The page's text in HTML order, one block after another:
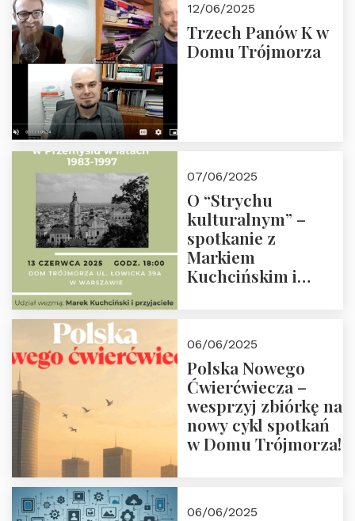
Fundacji
12/06/2025
Trzech Panów K w
Domu Trójmorza
07/06/2025
O “Strychu
kulturalnym” –
spotkanie z
Markiem
Kuchcińskim i
18:00
06/06/2025
Polska Nowego
Ćwierćwiecza –
wesprzyj zbiórkę na
nowy cykl spotkań
w Domu Trójmorza!
06/06/2025